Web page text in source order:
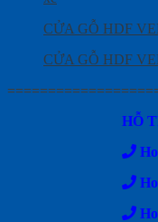
CỬA GỖ HDF
CỬA GỖ HDF
HỖ